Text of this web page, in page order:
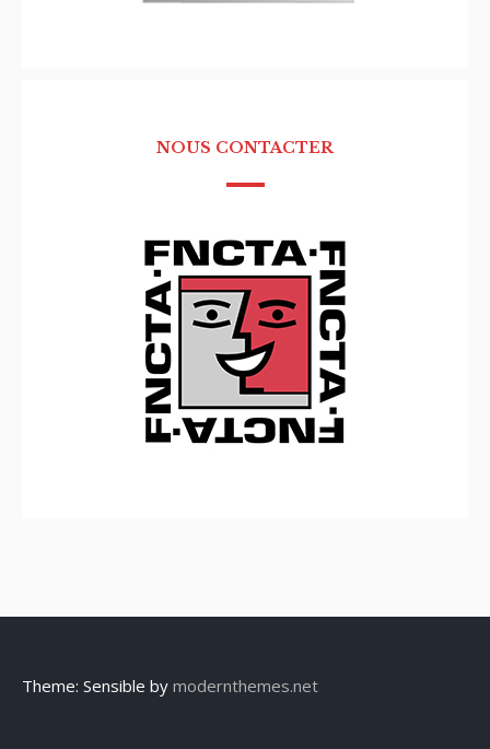
NOUS CONTACTER
Theme: Sensible by modernthemes.net